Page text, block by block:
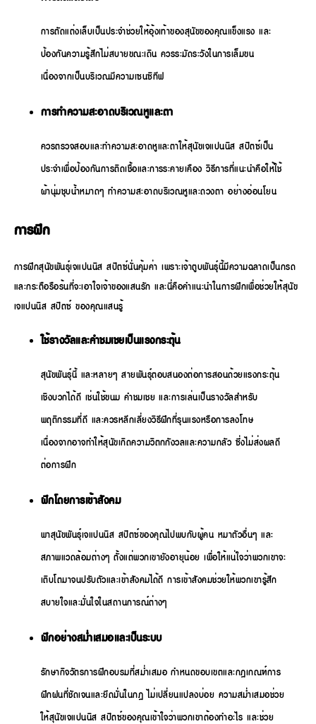
การตัดแต่งเล็บเป็นประจำช่วยให้อุ้งเท้าของสุนัขของคุณแข็งแรง และ
ป้องกันความรู้สึกไม่สบายขณะเดิน ควรระมัดระวังในการเล็มขน
เนื่องจากเป็นบริเวณมีความเซนซิทีฟ
การทำความสะอาดบริเวณหูและตา
ควรตรวจสอบและทำความสะอาดหูและตาให้สุนัขเจแปนนิส สปิตซ์เป็น
ประจำเพื่อป้องกันการติดเชื้อและการระคายเคือง วิธีการที่แนะนำคือให้ใช้
ผ้านุ่มชุบน้ำหมาดๆ ทำความสะอาดบริเวณหูและดวงตา อย่างอ่อนโยน
การฝึก
การฝึกสุนัขพันธุ์เจแปนนิส สปิตซ์นั่นคุ้มค่า เพราะเจ้าตูบพันธุ์นี้มีความฉลาดเป็นกรด
และกระตือรือร้นที่จะเอาใจเจ้าของแสนรัก และนี่คือคำแนะนำในการฝึกเพื่อช่วยให้สุนัข
เจแปนนิส สปิตซ์ ของคุณแสนรู้
ใช้รางวัลและคำชมเชยเป็นแรงกระตุ้น
สุนัขพันธุ์นี้ และหลายๆ สายพันธุ์ตอบสนองต่อการสอนด้วยแรงกระตุ้น
เชิงบวกได้ดี เช่นใช้ขนม คำชมเชย และการเล่นเป็นรางวัลสำหรับ
พฤติกรรมที่ดี และควรหลีกเลี่ยงวิธีฝึกที่รุนแรงหรือการลงโทษ
เนื่องจากอาจทำให้สุนัขเกิดความวิตกกังวลและความกลัว ซึ่งไม่ส่งผลดี
ต่อการฝึก
ฝึกโดยการเข้าสังคม
พาสุนัขพันธุ์เจแปนนิส สปิตซ์ของคุณไปพบกับผู้คน หมาตัวอื่นๆ และ
สภาพแวดล้อมต่างๆ ตั้งแต่พวกเขายังอายุน้อย เพื่อให้แน่ใจว่าพวกเขาจะ
เติบโตมาจนปรับตัวและเข้าสังคมได้ดี การเข้าสังคมช่วยให้พวกเขารู้สึก
สบายใจและมั่นใจในสถานการณ์ต่างๆ
ฝึกอย่างสม่ำเสมอและเป็นระบบ
รักษากิจวัตรการฝึกอบรมที่สม่ำเสมอ กำหนดขอบเขตและกฎเกณฑ์การ
ฝึกฝนที่ชัดเจนและยึดมั่นในกฎ ไม่เปลี่ยนแปลงบ่อย ความสม่ำเสมอช่วย
ให้สุนัขเจแปนนิส สปิตซ์ของคุณเข้าใจว่าพวกเขาต้องทำอะไร และช่วย